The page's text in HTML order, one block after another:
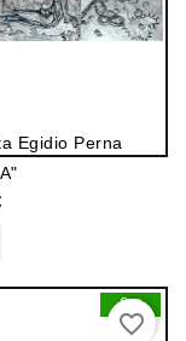
Egidio Perna
Prezzo
0
favorite_border